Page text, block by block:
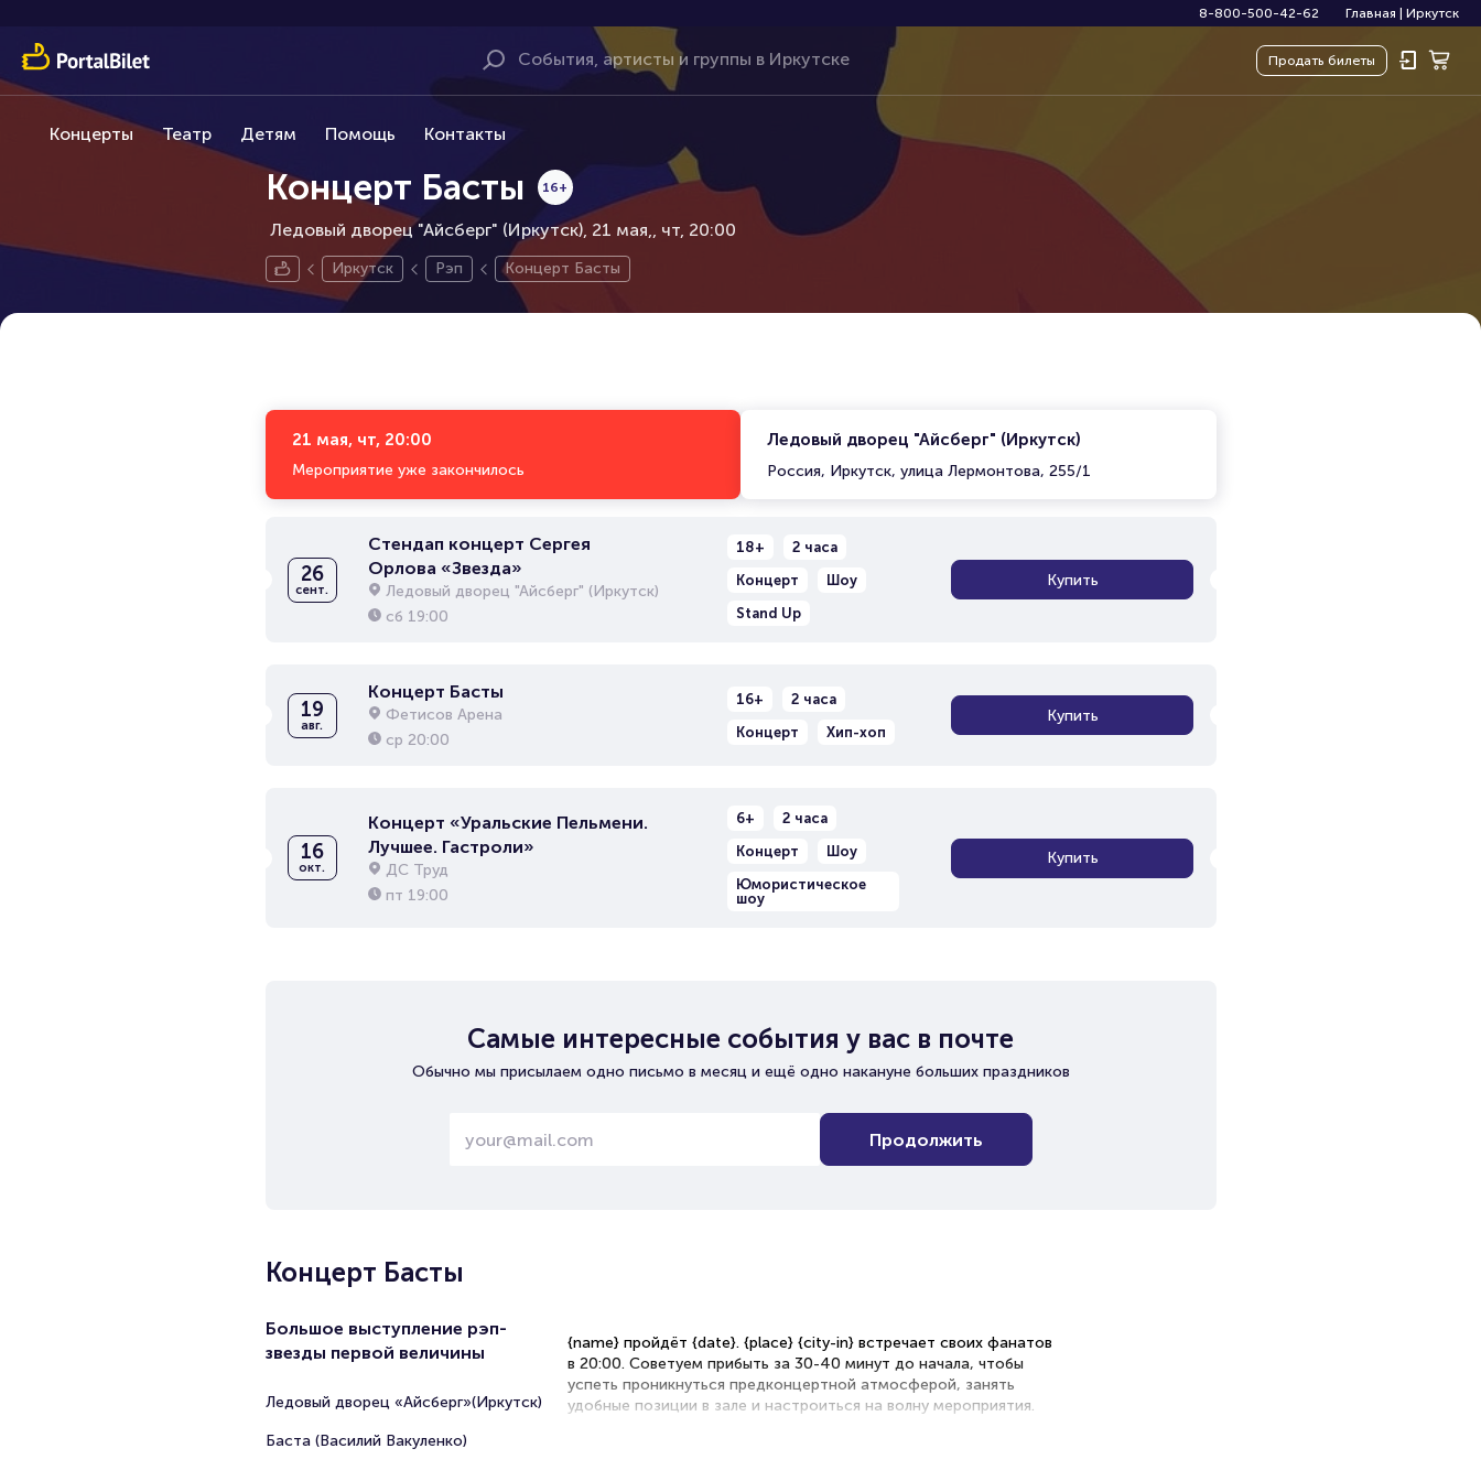
8-800-500-42-62 Главная Иркутск
Продать билеты
Концерты Театр Детям Помощь Контакты
Концерт Басты
Ледовый дворец "Айсберг" (Иркутск), 21 мая,
16+
чт, 20:00
Иркутск Рэп Концерт Басты
21 мая, чт, 20:00
Мероприятие уже закончилось
Ледовый дворец "Айсберг" (Иркутск)
Россия, Иркутск, улица Лермонтова, 255/1
26
сент.
Стендап концерт Сергея
Орлова «Звезда»
Ледовый дворец "Айсберг" (Иркутск)
сб 19:00
18+
2 часа
Концерт
Шоу
Stand Up
Купить
19
авг.
Концерт Басты
Фетисов Арена
ср 20:00
16+
2 часа
Концерт
Хип-хоп
Купить
16
окт.
Концерт «Уральские Пельмени.
Лучшее. Гастроли»
ДС Труд
пт 19:00
6+
2 часа
Концерт
Шоу
Юмористическое
шоу
Купить
Самые интересные события у вас в почте
Обычно мы присылаем одно письмо в месяц и ещё одно накануне больших праздников
Продолжить
Концерт Басты
Большое выступление рэп-
звезды первой величины
Ледовый дворец «Айсберг»(Иркутск)
Баста (Василий Вакуленко)
{name} пройдёт {date}. {place} {city-in} встречает своих фанатов
в 20:00. Советуем прибыть за 30-40 минут до начала, чтобы
успеть проникнуться предконцертной атмосферой, занять
удобные позиции в зале и настроиться на волну мероприятия.